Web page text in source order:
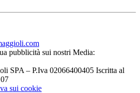
pubblicità sui nostri Media:
SPA – P.Iva 02066400405 Iscritta al
sui cookie